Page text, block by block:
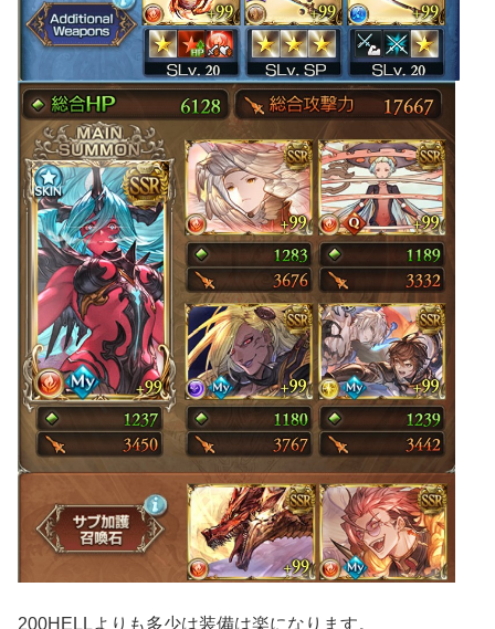
200HELLよりも多少は装備は楽になります。